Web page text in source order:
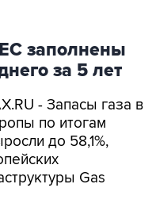
заполнены
за 5 лет
- Запасы газа в
по итогам
до 58,1%,
Gas